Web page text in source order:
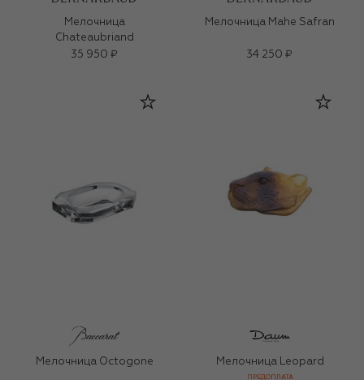
Мелочница
Chateaubriand
35 950 ₽
Мелочница Mahe Safran
34 250 ₽
Мелочница Octogone Мелочница Leopard
ПРЕДОПЛАТА